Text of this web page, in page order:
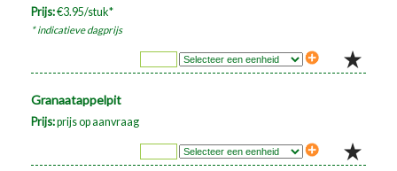
Prijs:€3.95/stuk*
* indicatieve dagprijs
Granaatappelpit
Prijs:prijs op aanvraag